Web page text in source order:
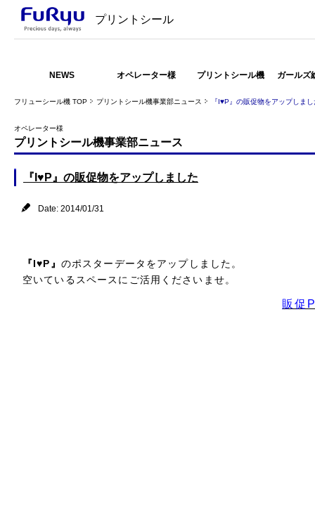
プリントシール
NEWS オペレーター様 プリントシール機 ガールズ
フリューシール機 TOP プリントシール機事業部ニュース 『I♥P』の販促物をアップしまし
オペレーター様
プリントシール機事業部ニュース
『I♥P』の販促物をアップしました
Date: 2014/01/31
『I♥P』 のポスターデータをアップしました。
空いているスペースにご活用くださいませ。
販促